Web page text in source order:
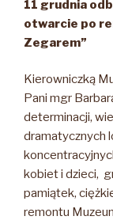
11 grudnia
otwarcie po
Zegarem”
Kierowniczką
Pani mgr
determinacji,
dramatycznych
kobiet i dzieci,
pamiątek,
remontu